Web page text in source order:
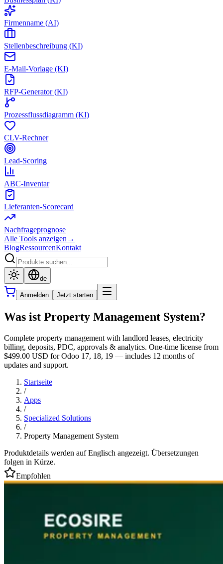
Firmenname (AI)
Stellenbeschreibung (KI)
E-Mail-Vorlage (KI)
RFP-Generator (KI)
Prozessflussdiagramm (KI)
CLV-Rechner
Lead-Scoring
ABC-Inventar
Lieferanten-Scorecard
Nachfrageprognose
Alle Tools anzeigen →
BlogRessourcenKontakt
de
Anmelden Jetzt starten
Was ist Property Management System?
Complete property management with landlord leases, electricity
billing, deposits, PDC, approvals & analytics. One-time license from
$499.00 USD for Odoo 17, 18, 19 — includes 12 months of
updates and support.
Startseite
/
Apps
/
Specialized Solutions
/
Property Management System
Produktdetails werden auf Englisch angezeigt. Übersetzungen
folgen in Kürze.
Empfohlen